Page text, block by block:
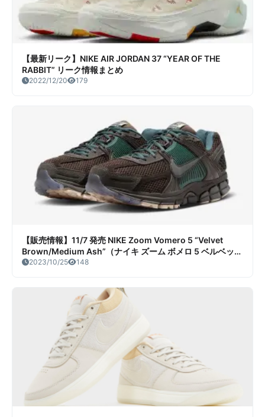
【最新リーク】NIKE AIR JORDAN 37 “YEAR OF THE
RABBIT” リーク情報まとめ
2022/12/20 179
【販売情報】11/7 発売 NIKE Zoom Vomero 5 “Velvet
Brown/Medium Ash”（ナイキ ズーム ボメロ 5 ベルベット
ブラウン/ミディアムアッシュ）販売/定価/販売店舗まとめ
2023/10/25 148